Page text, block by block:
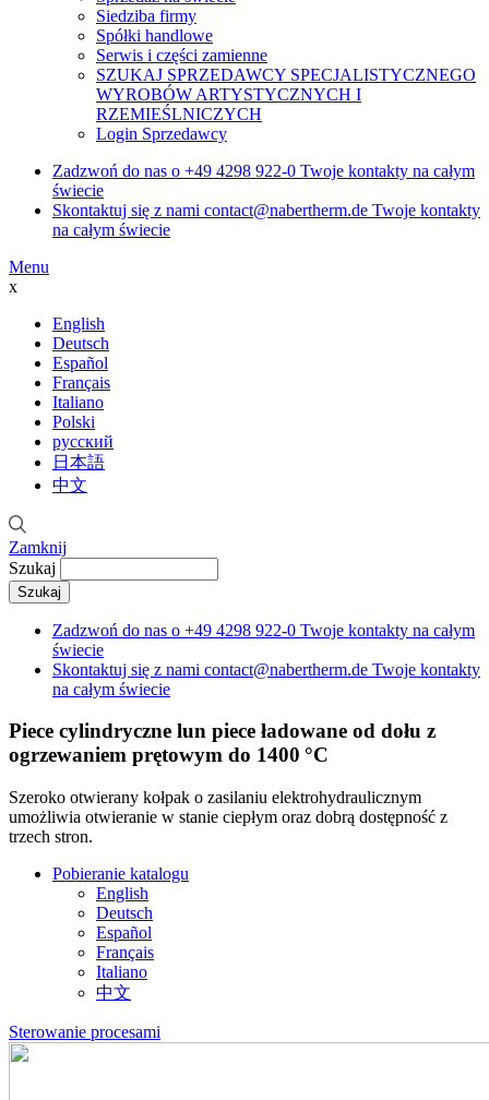
Siedziba firmy
Spółki handlowe
Serwis i części zamienne
SZUKAJ SPRZEDAWCY SPECJALISTYCZNEGO
WYROBÓW ARTYSTYCZNYCH I
RZEMIEŚLNICZYCH
Login Sprzedawcy
Zadzwoń do nas o +49 4298 922-0 Twoje kontakty na całym
świecie
Skontaktuj się z nami contact@nabertherm.de Twoje kontakty
na całym świecie
Menu
x
English
Deutsch
Español
Français
Italiano
Polski
русский
日本語
中文
Zamknij
Szukaj
Zadzwoń do nas o +49 4298 922-0 Twoje kontakty na całym
świecie
Skontaktuj się z nami contact@nabertherm.de Twoje kontakty
na całym świecie
Piece cylindryczne lun piece ładowane od dołu z
ogrzewaniem prętowym do 1400 °C
Szeroko otwierany kołpak o zasilaniu elektrohydraulicznym
umożliwia otwieranie w stanie ciepłym oraz dobrą dostępność z
trzech stron.
Pobieranie katalogu
English
Deutsch
Español
Français
Italiano
中文
Sterowanie procesami